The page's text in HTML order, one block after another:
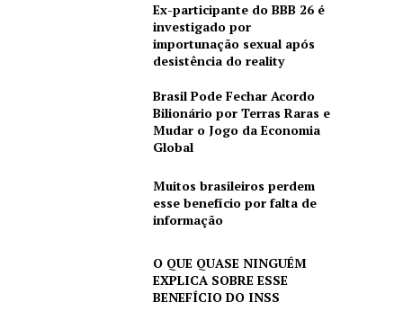
Ex-participante do BBB 26 é
investigado por
importunação sexual após
desistência do reality
Brasil Pode Fechar Acordo
Bilionário por Terras Raras e
Mudar o Jogo da Economia
Global
Muitos brasileiros perdem
esse benefício por falta de
informação
O QUE QUASE NINGUÉM
EXPLICA SOBRE ESSE
BENEFÍCIO DO INSS